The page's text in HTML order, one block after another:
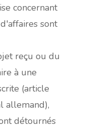
concernant
sont
reçu ou du
à une
(article
allemand),
détournés